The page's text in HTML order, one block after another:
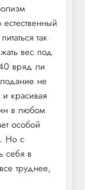
так
вес под
вряд ли
не
красивая
в любом
особой
Но с
себя в
труднее,